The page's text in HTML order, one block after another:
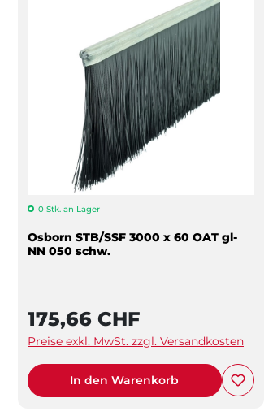
0 Stk. an Lager
Osborn STB/SSF 3000 x 60 OAT gl-
NN 050 schw.
175,66 CHF
Preise exkl. MwSt. zzgl. Versandkosten
In den Warenkorb